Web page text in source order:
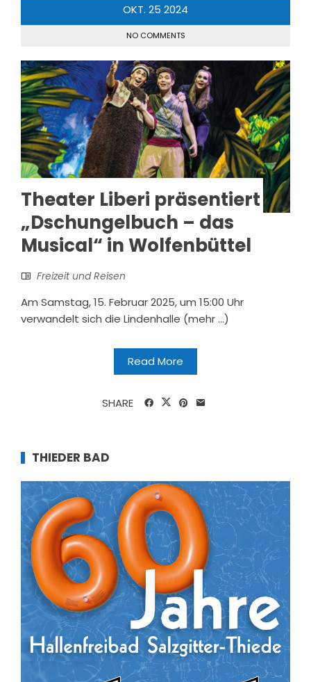
OKT. 25 2024
NO COMMENTS
Theater Liberi präsentiert
„Dschungelbuch – das
Musical“ in Wolfenbüttel
Freizeit und Reisen
Am Samstag, 15. Februar 2025, um 15:00 Uhr
verwandelt sich die Lindenhalle (mehr …)
Read More
SHARE
THIEDER BAD